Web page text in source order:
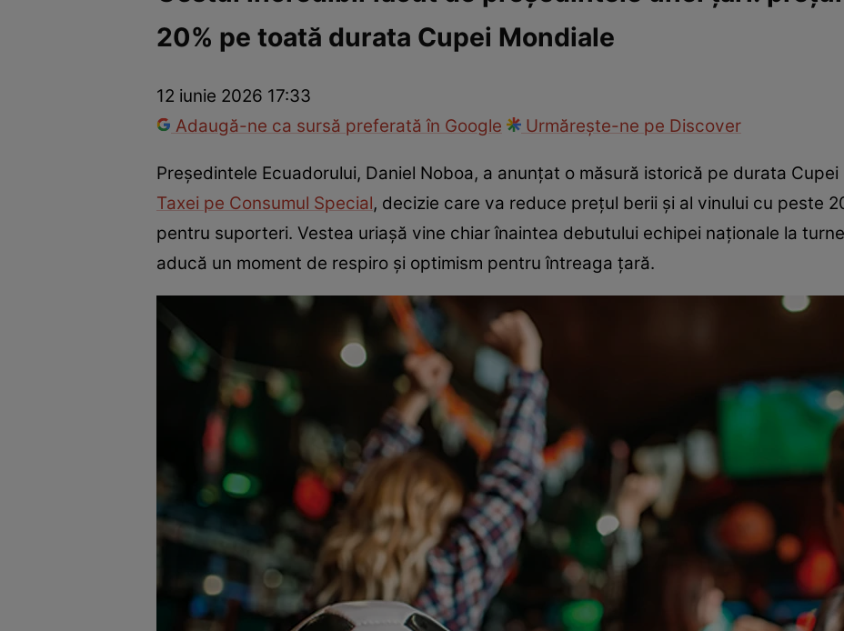
Internațional Fapt diversTehnologie NaționalSport
20% pe toată durata Cupei Mondiale
12 iunie 2026 17:33
Adaugă-ne ca sursă preferată în Google
Urmărește-ne pe Discover
Președintele Ecuadorului, Daniel Noboa, a anunțat o măsură istorică pe durata
Taxei pe Consumul Special, decizie care va reduce prețul berii și al vinului cu peste
pentru suporteri. Vestea uriașă vine chiar înaintea debutului echipei naționale la
aducă un moment de respiro și optimism pentru întreaga țară.